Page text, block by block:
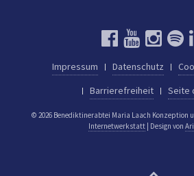
Impressum Datenschutz
Barrierefreiheit
Seite
© 2026 Benediktinerabtei Maria Laach Konzeption
Internetwerkstatt | Design von